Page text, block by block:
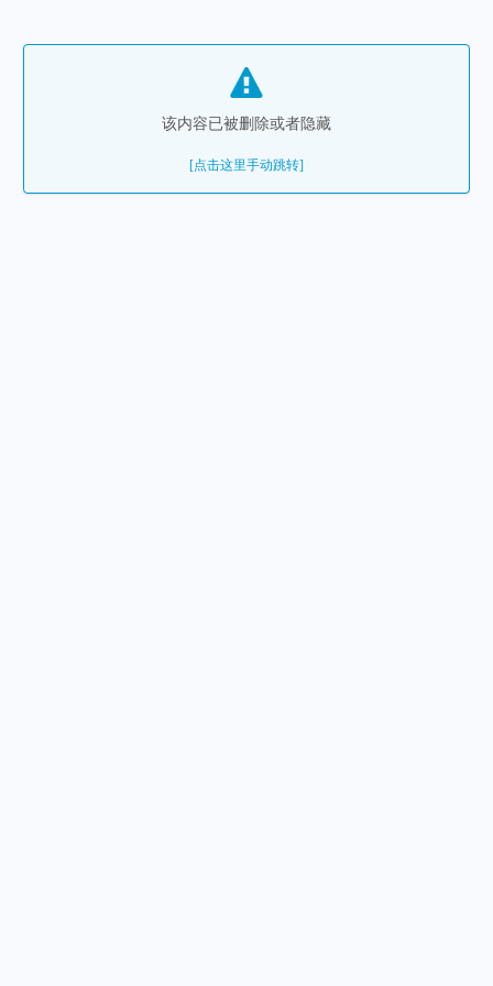
该内容已被删除或者隐藏
[点击这里手动跳转]